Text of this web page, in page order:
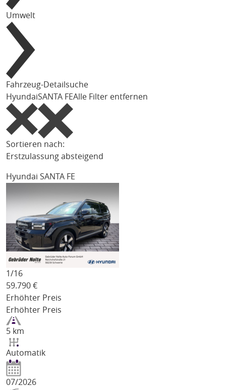
Umwelt
Fahrzeug-Detailsuche
HyundaiSANTA FEAlle Filter entfernen
Sortieren nach:
Erstzulassung absteigend
Hyundai SANTA FE
1/16
59.790 €
Erhöhter Preis
Erhöhter Preis
5 km
Automatik
07/2026